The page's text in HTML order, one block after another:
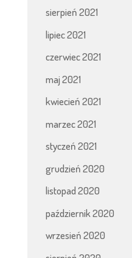
sierpień 2021
lipiec 2021
czerwiec 2021
maj 2021
kwiecień 2021
marzec 2021
styczeń 2021
grudzień 2020
listopad 2020
październik 2020
wrzesień 2020